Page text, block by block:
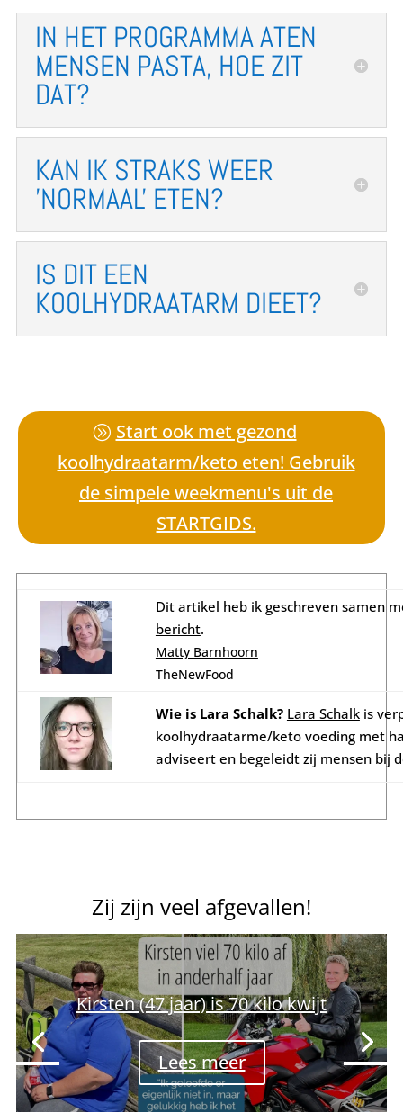
IN HET PROGRAMMA ATEN
MENSEN PASTA, HOE ZIT
DAT?
KAN IK STRAKS WEER
'NORMAAL' ETEN?
IS DIT EEN
KOOLHYDRAATARM DIEET?
Start ook met gezond
koolhydraatarm/keto eten! Gebruik
de simpele weekmenu's uit de
STARTGIDS.
Dit artikel heb ik geschreven samen
bericht.
Matty Barnhoorn
TheNewFood
Wie is Lara Schalk? Lara Schalkis
koolhydraatarme/keto voeding met
adviseert en begeleidt zij mensen bij
Zij zijn veel afgevallen!
Kirsten (47 jaar) is 70 kilo kwijt
Lees meer